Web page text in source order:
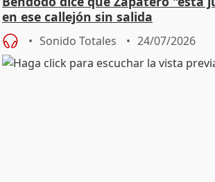
en ese callejón sin salida
Sonido Totales 24/07/2026